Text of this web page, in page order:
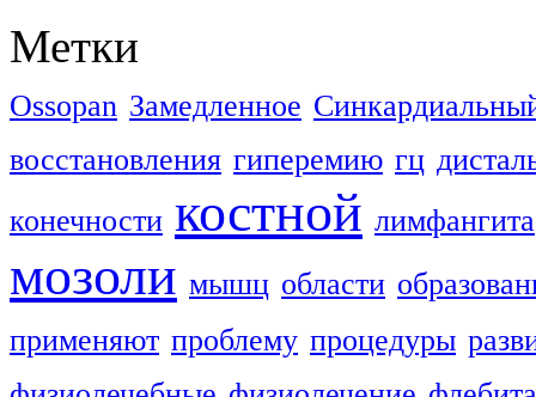
Метки
Ossopan Замедленное
восстановления гиперемию гц
конечности костной лимфангита
мозоли мышц области
применяют проблему процедуры